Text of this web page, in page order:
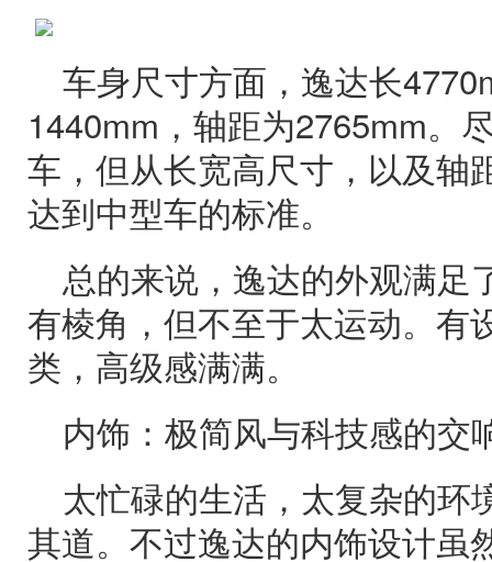
车身尺寸方面，逸达长
1440mm，轴距为2765mm。
车，但从长宽高尺寸，以及轴
达到中型车的标准。
总的来说，逸达的外观满足
有棱角，但不至于太运动。有
类，高级感满满。
内饰：极简风与科技感的交
太忙碌的生活，太复杂的环
其道。不过逸达的内饰设计虽